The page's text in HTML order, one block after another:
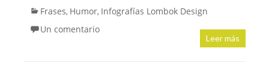
Frases, Humor, Infografías Lombok Design
Un comentario
Leer más